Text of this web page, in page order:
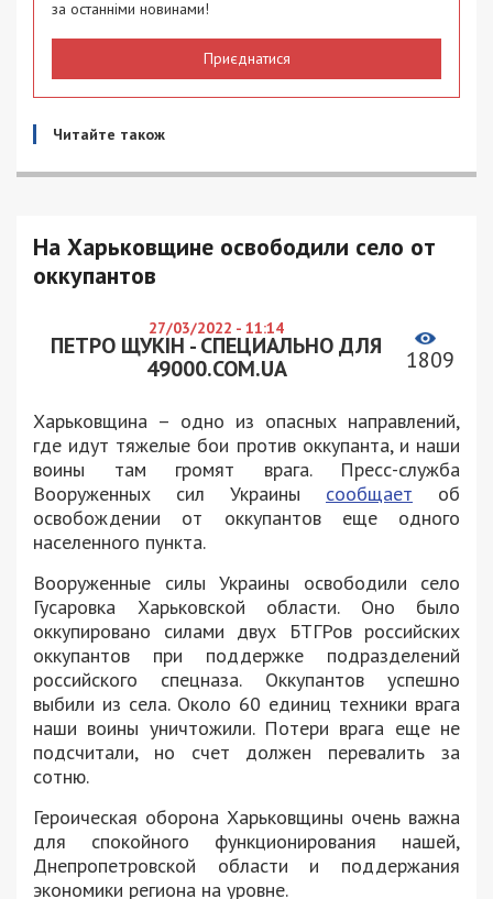
за останніми новинами!
Приєднатися
Читайте також
На Харьковщине освободили село от
оккупантов
27/03/2022 - 11:14
ПЕТРО ЩУКІН - СПЕЦИАЛЬНО ДЛЯ
49000.COM.UA
1809
Харьковщина – одно из опасных направлений,
где идут тяжелые бои против оккупанта, и наши
воины там громят врага. Пресс-служба
Вооруженных сил Украины сообщает об
освобождении от оккупантов еще одного
населенного пункта.
Вооруженные силы Украины освободили село
Гусаровка Харьковской области. Оно было
оккупировано силами двух БТГРов российских
оккупантов при поддержке подразделений
российского спецназа. Оккупантов успешно
выбили из села. Около 60 единиц техники врага
наши воины уничтожили. Потери врага еще не
подсчитали, но счет должен перевалить за
сотню.
Героическая оборона Харьковщины очень важна
для спокойного функционирования нашей,
Днепропетровской области и поддержания
экономики региона на уровне.